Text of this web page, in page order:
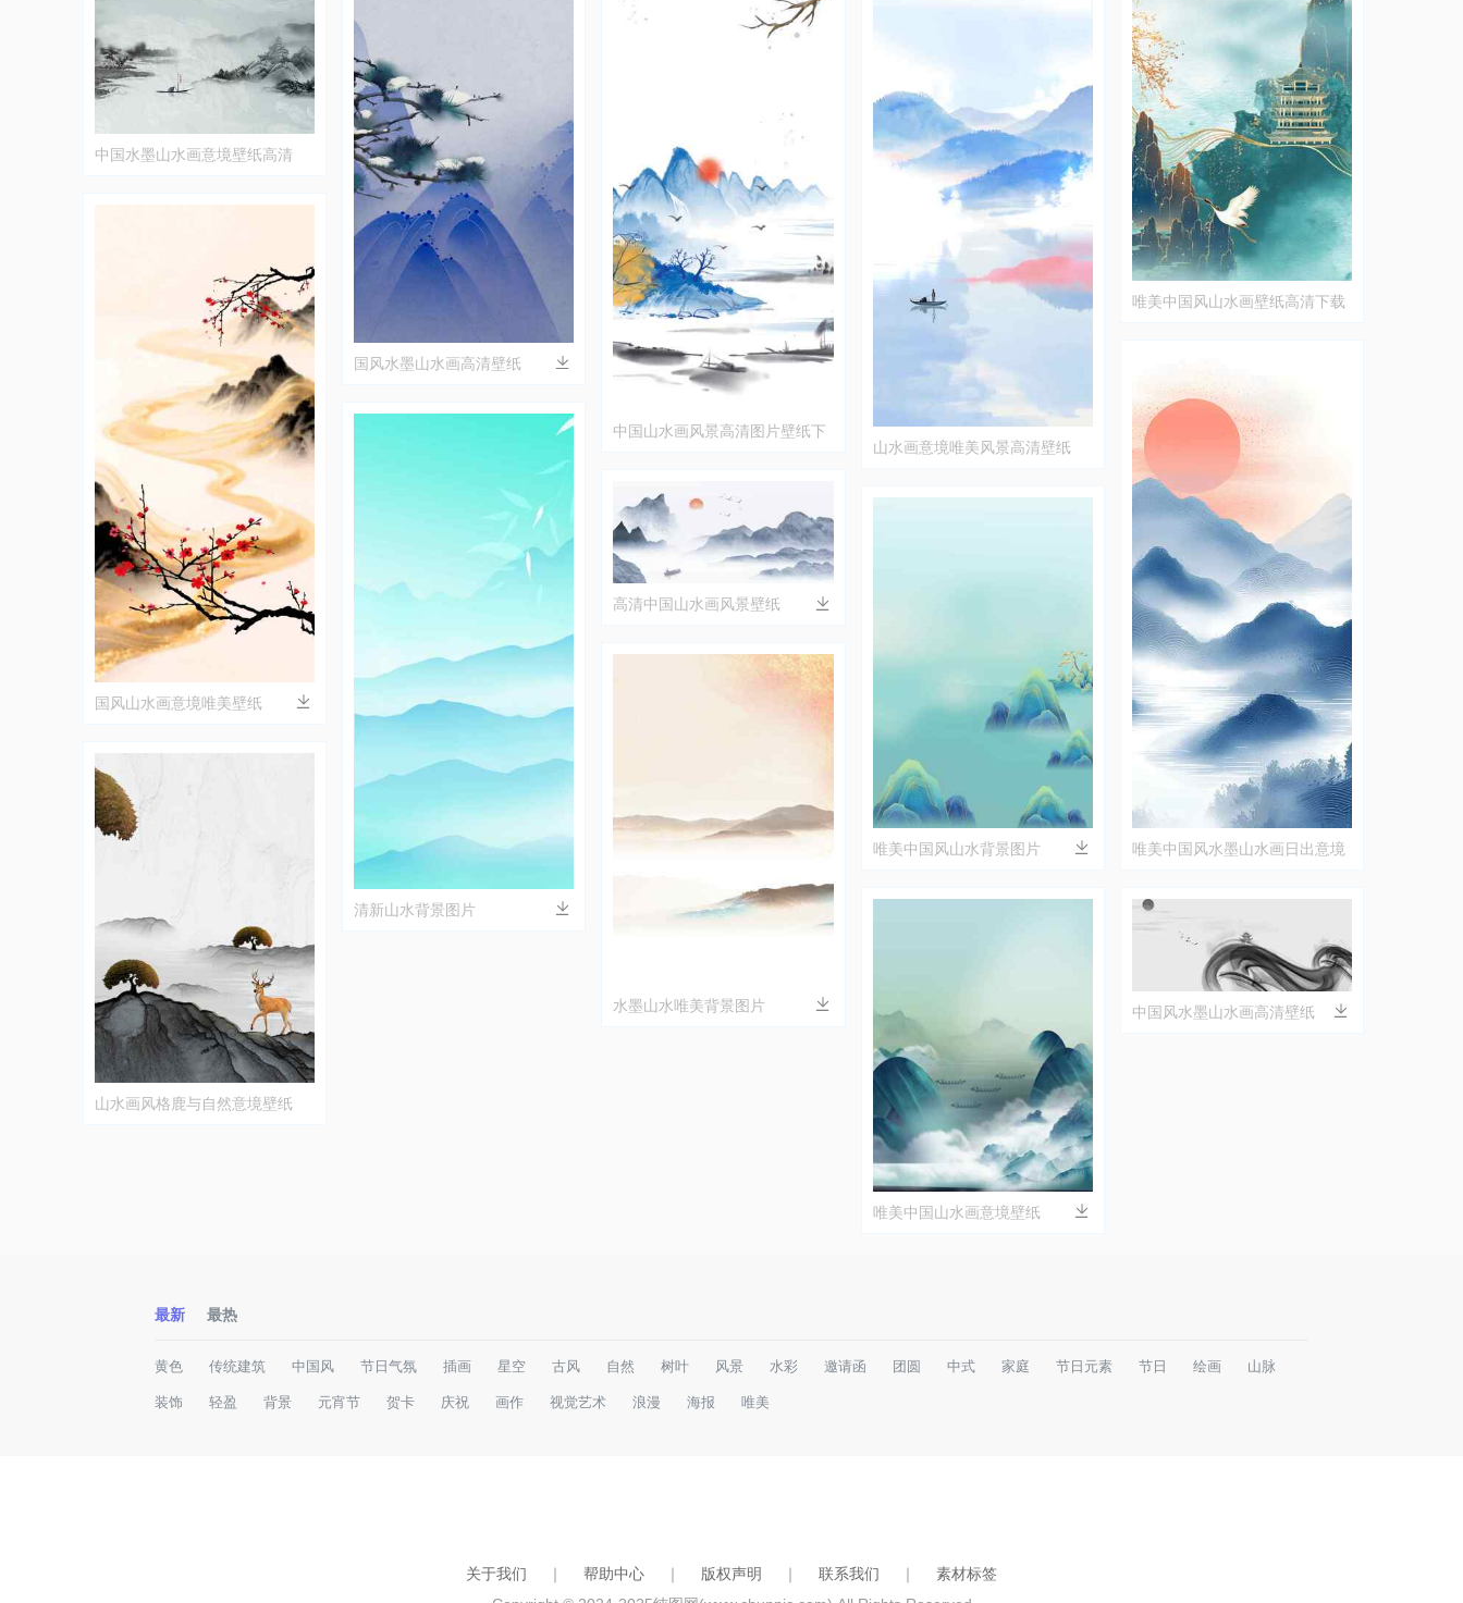
中国水墨山水画意境壁纸高清
国风山水画意境唯美壁纸
山水画风格鹿与自然意境壁纸
国风水墨山水画高清壁纸
清新山水背景图片
中国山水画风景高清图片壁纸下
高清中国山水画风景壁纸
水墨山水唯美背景图片
山水画意境唯美风景高清壁纸
唯美中国风山水背景图片
唯美中国山水画意境壁纸
唯美中国风山水画壁纸高清下载
唯美中国风水墨山水画日出意境
中国风水墨山水画高清壁纸
最新 最热
黄色 传统建筑 中国风 节日气氛 插画 星空 古风 自然 树叶 风景 水彩 邀请函 团圆 中式 家庭 节日元素 节日 绘画 山脉
装饰 轻盈 背景 元宵节 贺卡 庆祝 画作 视觉艺术 浪漫 海报 唯美
关于我们 ｜ 帮助中心 ｜ 版权声明 ｜ 联系我们 ｜
素材标签